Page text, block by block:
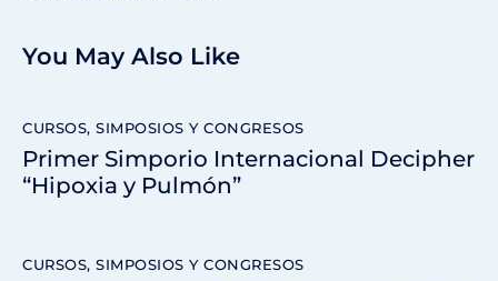
You May Also Like
CURSOS, SIMPOSIOS Y CONGRESOS
Primer Simporio Internacional Decipher
“Hipoxia y Pulmón”
CURSOS, SIMPOSIOS Y CONGRESOS